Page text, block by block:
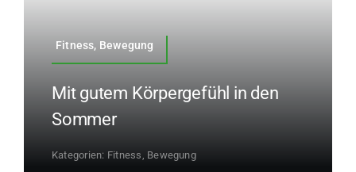
Fitness, Bewegung
Mit gutem Körpergefühl in den
Sommer
Kategorien: Fitness, Bewegung